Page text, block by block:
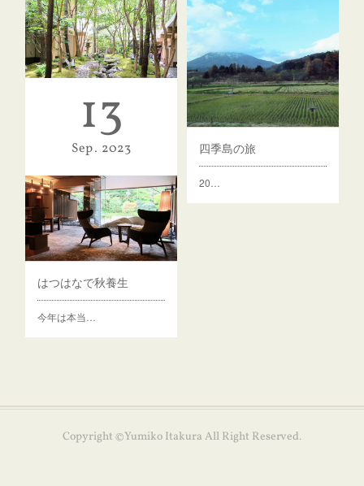
シックスセンシズ京都へ
晴れた気持ちの…
四季島の旅
20…
13
Sep 2023
はつはなで秋養生
今年は本当…
Copyright ©Yumiko Itakura All Right Reserved.